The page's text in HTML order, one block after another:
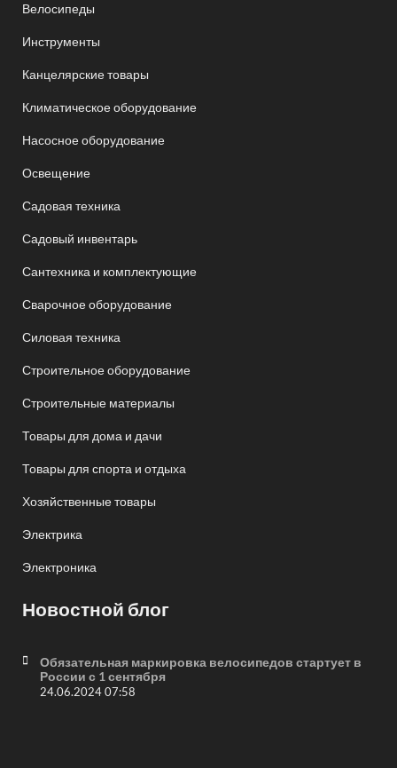
Велосипеды
Инструменты
Канцелярские товары
Климатическое оборудование
Насосное оборудование
Освещение
Садовая техника
Садовый инвентарь
Сантехника и комплектующие
Сварочное оборудование
Силовая техника
Строительное оборудование
Строительные материалы
Товары для дома и дачи
Товары для спорта и отдыха
Хозяйственные товары
Электрика
Электроника
Новостной блог
Обязательная маркировка велосипедов стартует в
России с 1 сентября
24.06.2024 07:58